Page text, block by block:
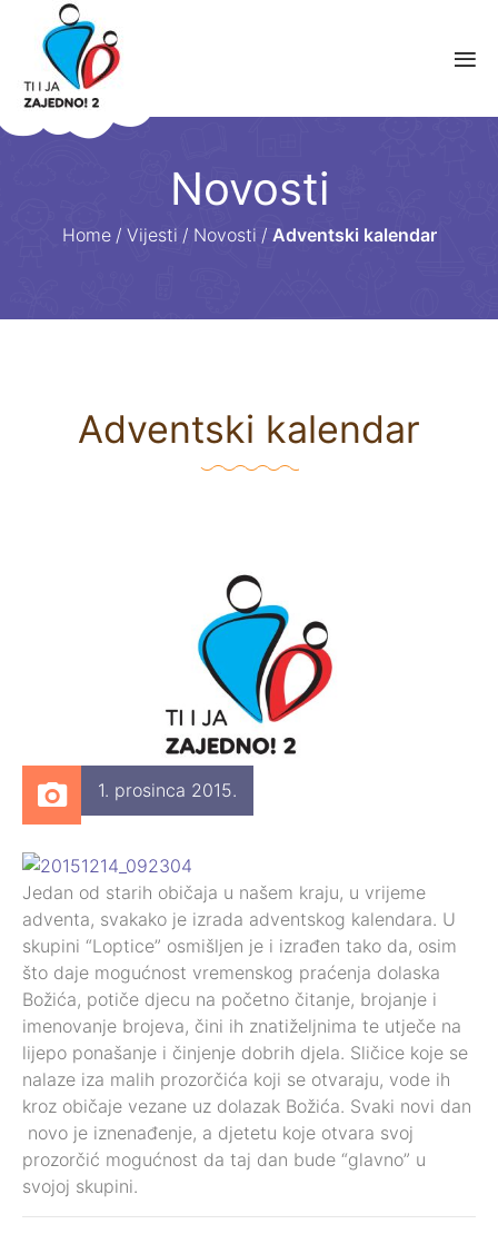
Novosti
Home / Vijesti / Novosti / Adventski kalendar
Adventski kalendar
1. prosinca 2015.
Jedan od starih običaja u našem kraju, u vrijeme
adventa, svakako je izrada adventskog kalendara. U
skupini “Loptice” osmišljen je i izrađen tako da, osim
što daje mogućnost vremenskog praćenja dolaska
Božića, potiče djecu na početno čitanje, brojanje i
imenovanje brojeva, čini ih znatiželjnima te utječe na
lijepo ponašanje i činjenje dobrih djela. Sličice koje se
nalaze iza malih prozorčića koji se otvaraju, vode ih
kroz običaje vezane uz dolazak Božića. Svaki novi dan
novo je iznenađenje, a djetetu koje otvara svoj
prozorčić mogućnost da taj dan bude “glavno” u
svojoj skupini.